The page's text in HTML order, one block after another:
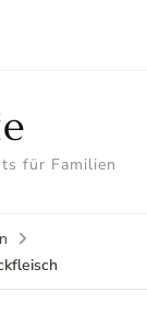
für Familien